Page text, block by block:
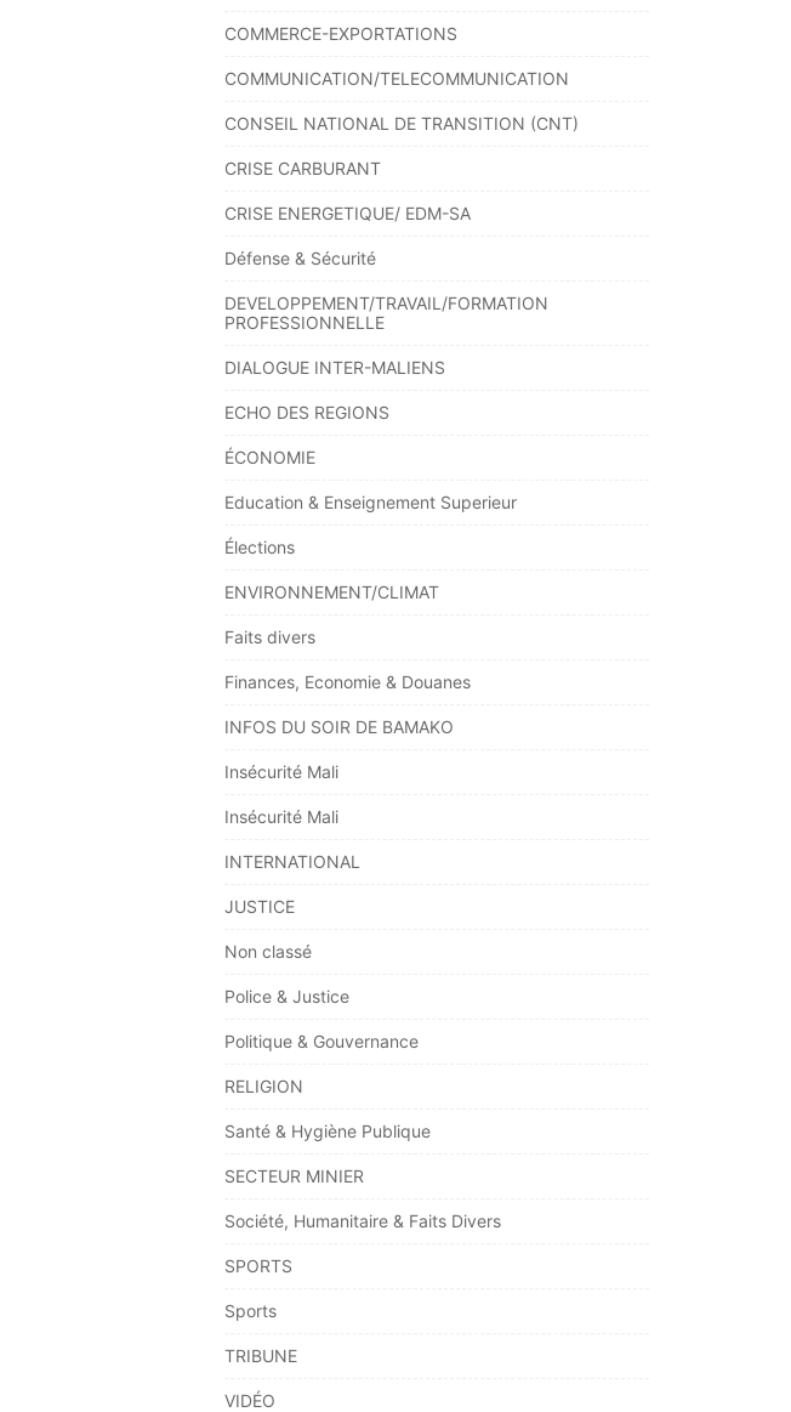
COMMERCE-EXPORTATIONS
COMMUNICATION/TELECOMMUNICATION
CONSEIL NATIONAL DE TRANSITION (CNT)
CRISE CARBURANT
CRISE ENERGETIQUE/ EDM-SA
Défense & Sécurité
DEVELOPPEMENT/TRAVAIL/FORMATION
PROFESSIONNELLE
DIALOGUE INTER-MALIENS
ECHO DES REGIONS
ÉCONOMIE
Education & Enseignement Superieur
Élections
ENVIRONNEMENT/CLIMAT
Faits divers
Finances, Economie & Douanes
INFOS DU SOIR DE BAMAKO
Insécurité Mali
Insécurité Mali
INTERNATIONAL
JUSTICE
Non classé
Police & Justice
Politique & Gouvernance
RELIGION
Santé & Hygiène Publique
SECTEUR MINIER
Société, Humanitaire & Faits Divers
SPORTS
Sports
TRIBUNE
VIDÉO